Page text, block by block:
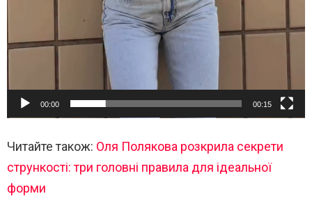
00:00 00:15
Читайте також: Оля Полякова розкрила секрети
стрункості: три головні правила для ідеальної
форми